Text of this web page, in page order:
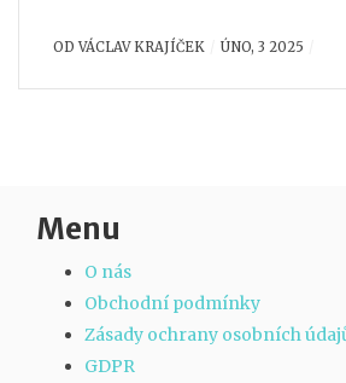
kloubů. Zahrnujeme praktické
ODVÁCLAV KRAJÍČEK ÚNO, 3 2025
Menu
O nás
Obchodní podmínky
Zásady ochrany osobních
GDPR